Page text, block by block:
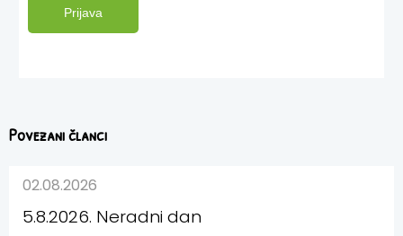
Prijava
Povezani članci
02.08.2026
5.8.2026. Neradni dan